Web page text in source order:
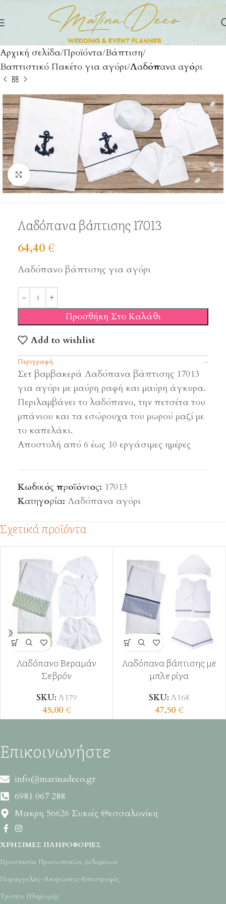
Αρχική σελίδα Προϊόντα Βάπτιση
Βαπτιστικό Πακέτο για αγόρι Λαδόπανα αγόρι
Click to enlarge
Λαδόπανα βάπτισης 17013
64,40€
Λαδόπανο βάπτισης για αγόρι
Προσθήκη Στο Καλάθι
Add to wishlist
Περιγραφή
Σετ βαμβακερά Λαδόπανα βάπτισης 17013
για αγόρι με μαύρη ραφή και μαύρη άγκυρα.
Περιλαμβάνει το λαδόπανο, την πετσέτα του
μπάνιου και τα εσώρουχα του μωρού μαζί με
το καπελάκι.
Αποστολή από 6 έως 10 εργάσιμες ημέρες
Κωδικός προϊόντος: 17013
Κατηγορία: Λαδόπανα αγόρι
Σχετικά προϊόντα
Λαδόπανο Βεραμάν
Σεβρόν
SKU: Λ179
45,00€
Λαδόπανα βάπτισης με
μπλε ρίγα
SKU: Λ168
47,50€
Επικοινωνήστε
info@marinadeco.gr
6981 067 288
Μακρη 56626 Συκιές Θεσσαλονίκη
ΧΡΉΣΙΜΕΣ ΠΛΗΡΟΦΟΡΊΕΣ
Προστασία Προσωπικών Δεδομένων
Παραγγελίες-Ακυρώσεις-Επιστροφές
Τρόποι Πληρωμής